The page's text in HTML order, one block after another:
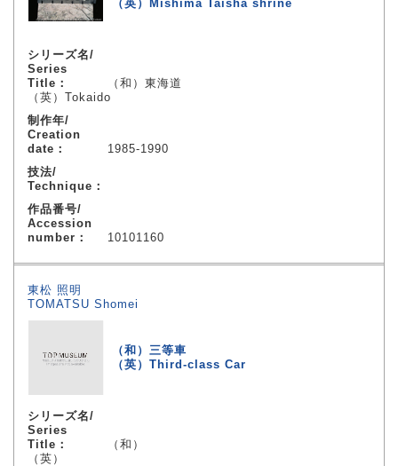
（英）Mishima Taisha shrine
シリーズ名/
Series
Title：
（和）東海道
（英）Tokaido
制作年/
Creation
date：
1985-1990
技法/
Technique：
作品番号/
Accession
number：
10101160
東松 照明
TOMATSU Shomei
（和）三等車
（英）Third-class Car
シリーズ名/
Series
Title：
（和）
（英）